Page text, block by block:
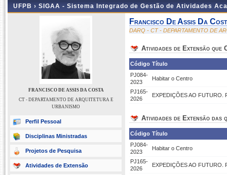
UFPB › SIGAA - Sistema Integrado de Gestão de Atividades
FRANCISCO DE ASSIS DA COSTA
CT - DEPARTAMENTO DE ARQUITETURA E
URBANISMO
Perfil Pessoal
Disciplinas Ministradas
Projetos de Pesquisa
Atividades de Extensão
Francisco De Assis Da
DARQ - CT - DEPARTAMENTO DE
Atividades de Extensão que
Código Título
PJ084-
2023
Habitar o Centro
PJ165-
2026
EXPEDIÇÕES AO FUTURO.
Atividades de Extensão das
Código Título
PJ084-
2023
Habitar o Centro
PJ165-
2026
EXPEDIÇÕES AO FUTURO.